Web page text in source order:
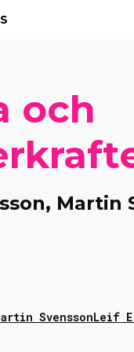
och
Martin
SvenssonLeif